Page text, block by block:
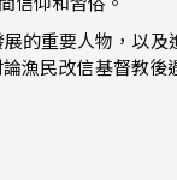
的重要人物，以及
漁民改信基督教後